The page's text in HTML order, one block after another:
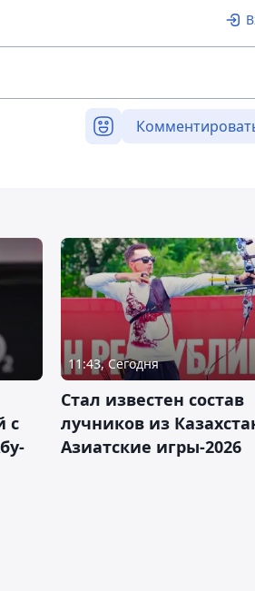
с
11:43, Сегодня
Стал известен состав
лучников из
Азиатские игры-2026